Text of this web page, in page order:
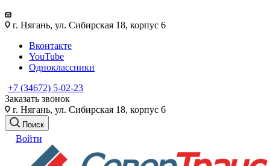
г. Нягань, ул. Сибирская 18, корпус 6
Вконтакте
YouTube
Одноклассники
+7 (34672) 5-02-23
Заказать звонок
г. Нягань, ул. Сибирская 18, корпус 6
Поиск
Войти